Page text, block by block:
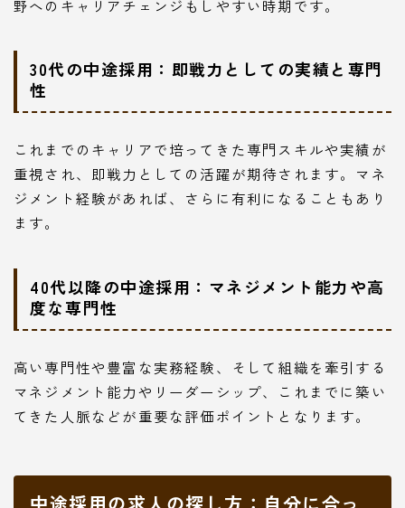
野へのキャリアチェンジもしやすい時期です。
30代の中途採用：即戦力としての実績と専門
性
これまでのキャリアで培ってきた専門スキルや実績が
重視され、即戦力としての活躍が期待されます。マネ
ジメント経験があれば、さらに有利になることもあり
ます。
40代以降の中途採用：マネジメント能力や高
度な専門性
高い専門性や豊富な実務経験、そして組織を牽引する
マネジメント能力やリーダーシップ、これまでに築い
てきた人脈などが重要な評価ポイントとなります。